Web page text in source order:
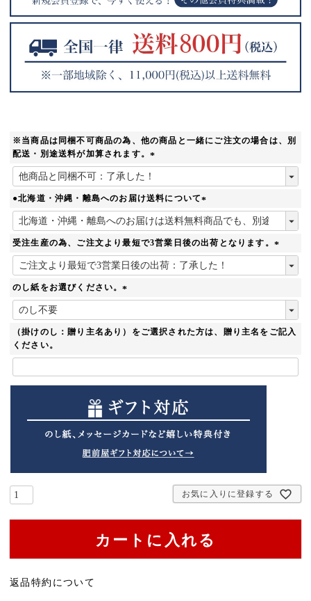
※当商品は同梱不可商品の為、他の商品と一緒にご注文の場合は、別
配送・別途送料が加算されます。
(
必
須
)
●北海道・沖縄・離島へのお届け送料について
(
必
須
)
受注生産の為、ご注文より最短で3営業日後の出荷となります。
必
)
のし紙をお選びください。
必
須
（掛けのし：贈り主名あり）をご選択された方は、贈り主名をご記入
ください。
お気に入りに登録する
カートに入れる
返品特約について